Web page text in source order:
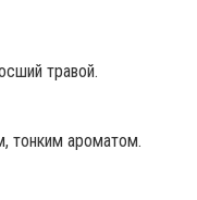
травой.
тонким ароматом.